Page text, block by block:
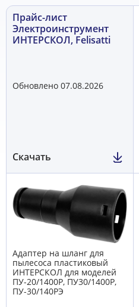
Прайс-лист
Электроинструмент
ИНТЕРСКОЛ, Felisatti
Обновлено 07.08.2026
Скачать
Адаптер на шланг для
пылесоса пластиковый
ИНТЕРСКОЛ для моделей
ПУ-20/1400Р, ПУ30/1400Р,
ПУ-30/140РЭ